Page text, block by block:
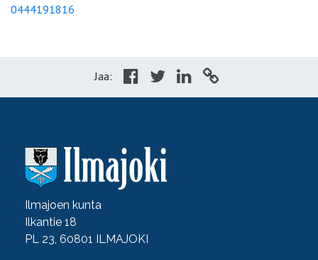
0444191816
Jaa:
Ilmajoen kunta
Ilkantie 18
PL 23, 60801 ILMAJOKI